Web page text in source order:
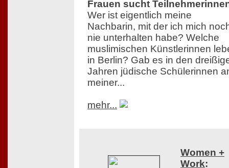
Frauen sucht
Wer ist eigentlich meine
Nachbarin, mit der ich mich
nie unterhalten habe? Welche
muslimischen Künstlerinnen
in Berlin? Gab es in den
Jahren jüdische Schülerinnen
meiner...
mehr...
Women +
Work: